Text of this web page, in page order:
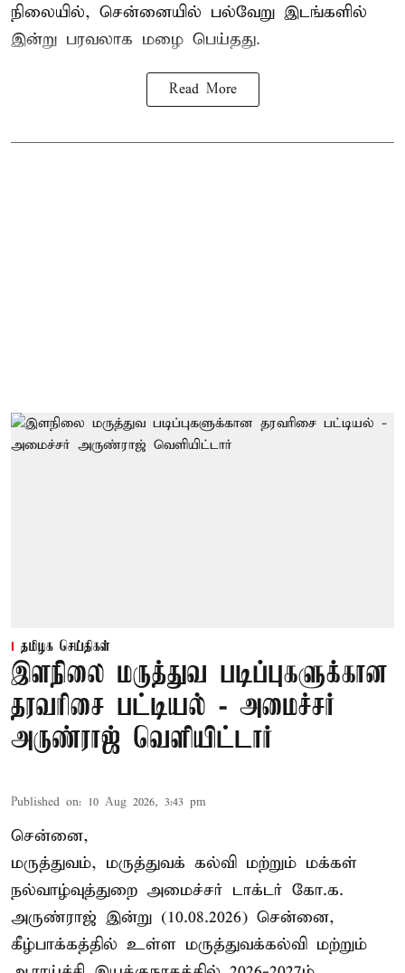
நிலையில், சென்னையில் பல்வேறு இடங்களில்
இன்று பரவலாக மழை பெய்தது.
Read More
தமிழக செய்திகள்
இளநிலை மருத்துவ படிப்புகளுக்கான
தரவரிசை பட்டியல் - அமைச்சர்
அருண்ராஜ் வெளியிட்டார்
Published on: 10 Aug 2026, 3:43 pm
சென்னை,
மருத்துவம், மருத்துவக் கல்வி மற்றும் மக்கள்
நல்வாழ்வுத்துறை அமைச்சர் டாக்டர் கோ.க.
அருண்ராஜ் இன்று (10.08.2026) சென்னை,
கீழ்பாக்கத்தில் உள்ள மருத்துவக்கல்வி மற்றும்